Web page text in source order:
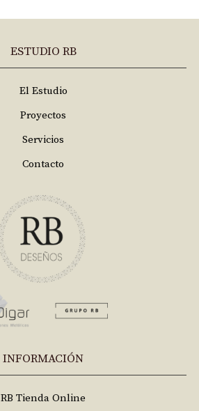
ESTUDIO RB
El Estudio
Proyectos
Servicios
Contacto
INFORMACIÓN
RB Tienda Online